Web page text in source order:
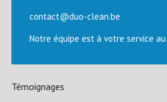
contact@duo-clean.be
Notre équipe est à votre service
Témoignages